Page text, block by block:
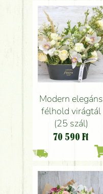
Modern elegáns
félhold virágtál
(25 szál)
70 590 Ft